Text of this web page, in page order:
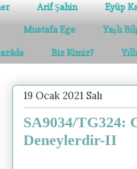
Arif Şahin Eyüp
Mustafa Ege Yaşlı
Biz Kimiz?
19 Ocak 2021 Salı
SA9034/TG324:
Deneylerdir-II